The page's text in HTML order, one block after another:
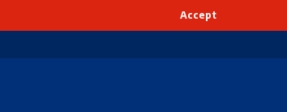
Accept